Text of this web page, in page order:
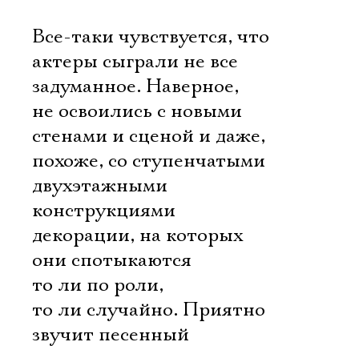
Все-таки чувствуется, что
актеры сыграли не все
задуманное. Наверное,
не освоились с новыми
стенами и сценой и даже,
похоже, со ступенчатыми
двухэтажными
конструкциями
декорации, на которых
они спотыкаются
то ли по роли,
то ли случайно. Приятно
звучит песенный
Электропочта
Имя
Ознакомиться